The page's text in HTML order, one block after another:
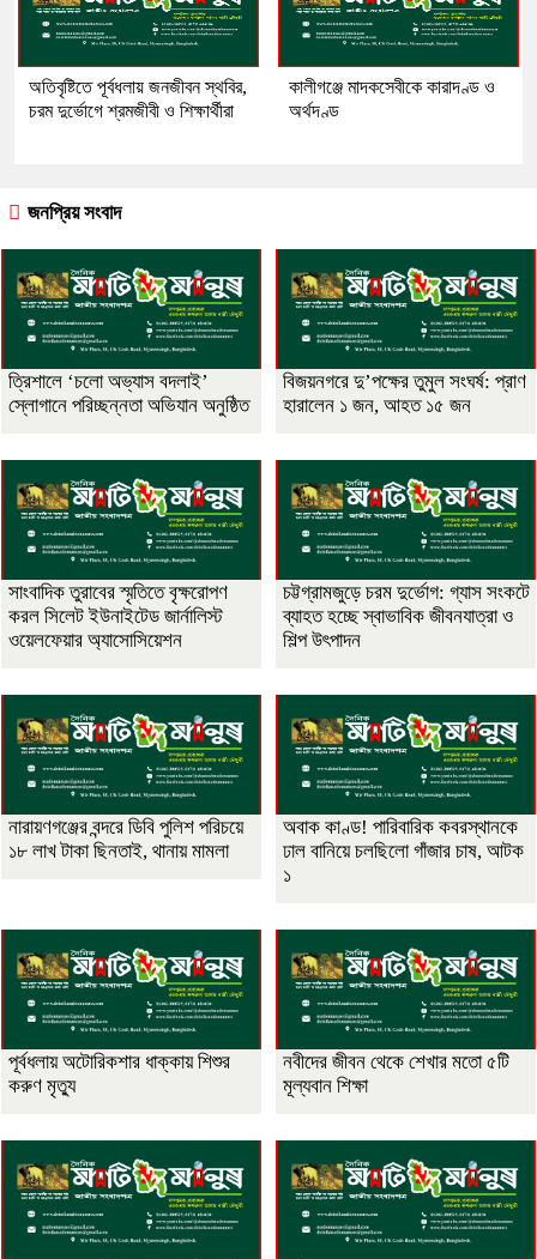
অতিবৃষ্টিতে পূর্বধলায় জনজীবন স্থবির,
চরম দুর্ভোগে শ্রমজীবী ও শিক্ষার্থীরা
কালীগঞ্জে মাদকসেবীকে কারাদণ্ড ও
অর্থদণ্ড
জনপ্রিয় সংবাদ
‎ত্রিশালে ‘চলো অভ্যাস বদলাই’
স্লোগানে পরিচ্ছন্নতা অভিযান অনুষ্ঠিত
বিজয়নগরে দু’পক্ষের তুমুল সংঘর্ষ: প্রাণ
হারালেন ১ জন, আহত ১৫ জন
সাংবাদিক তুরাবের স্মৃতিতে বৃক্ষরোপণ
করল সিলেট ইউনাইটেড জার্নালিস্ট
ওয়েলফেয়ার অ্যাসোসিয়েশন
চট্টগ্রামজুড়ে চরম দুর্ভোগ: গ্যাস সংকটে
ব্যাহত হচ্ছে স্বাভাবিক জীবনযাত্রা ও
শিল্প উৎপাদন
নারায়ণগঞ্জের বন্দরে ডিবি পুলিশ পরিচয়ে
১৮ লাখ টাকা ছিনতাই, থানায় মামলা
অবাক কাণ্ড! পারিবারিক কবরস্থানকে
ঢাল বানিয়ে চলছিলো গাঁজার চাষ, আটক
১
পূর্বধলায় অটোরিকশার ধাক্কায় শিশুর
করুণ মৃত্যু
নবীদের জীবন থেকে শেখার মতো ৫টি
মূল্যবান শিক্ষা